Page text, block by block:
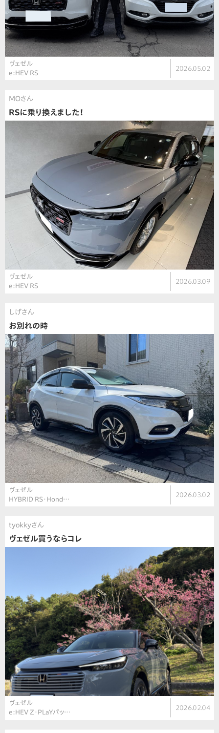
ヴェゼル
e:HEV RS
2026.05.02
MOさん
RSに乗り換えました！
ヴェゼル
e:HEV RS
2026.03.09
しげさん
お別れの時
ヴェゼル
HYBRID RS・Hond…
2026.03.02
tyokkyさん
ヴェゼル買うならコレ
ヴェゼル
e:HEV Z・PLaYパッ…
2026.02.04